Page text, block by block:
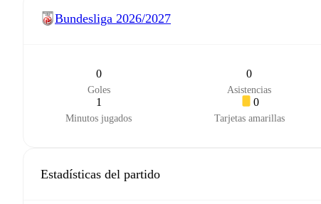
Bundesliga 2026/2027
0
Goles
0
Asistencias
1
Minutos jugados
0
Tarjetas amarillas
Estadísticas del partido